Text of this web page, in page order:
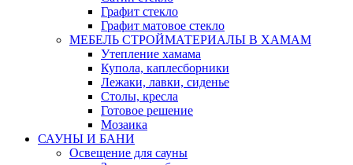
Графит стекло
Графит матовое стекло
МЕБЕЛЬ СТРОЙМАТЕРИАЛЫ В ХАМАМ
Утепление хамама
Купола, каплесборники
Лежаки, лавки, сиденье
Столы, кресла
Готовое решение
Мозаика
САУНЫ И БАНИ
Освещение для сауны